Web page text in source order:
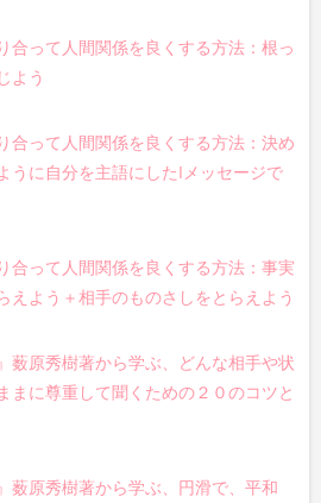
合って人間関係を良くする方法：根っ
よう
合って人間関係を良くする方法：決め
うに自分を主語にしたIメッセージで
合って人間関係を良くする方法：事実
えよう＋相手のものさしをとらえよう
薮原秀樹著から学ぶ、どんな相手や状
まに尊重して聞くための２０のコツと
薮原秀樹著から学ぶ、円滑で、平和